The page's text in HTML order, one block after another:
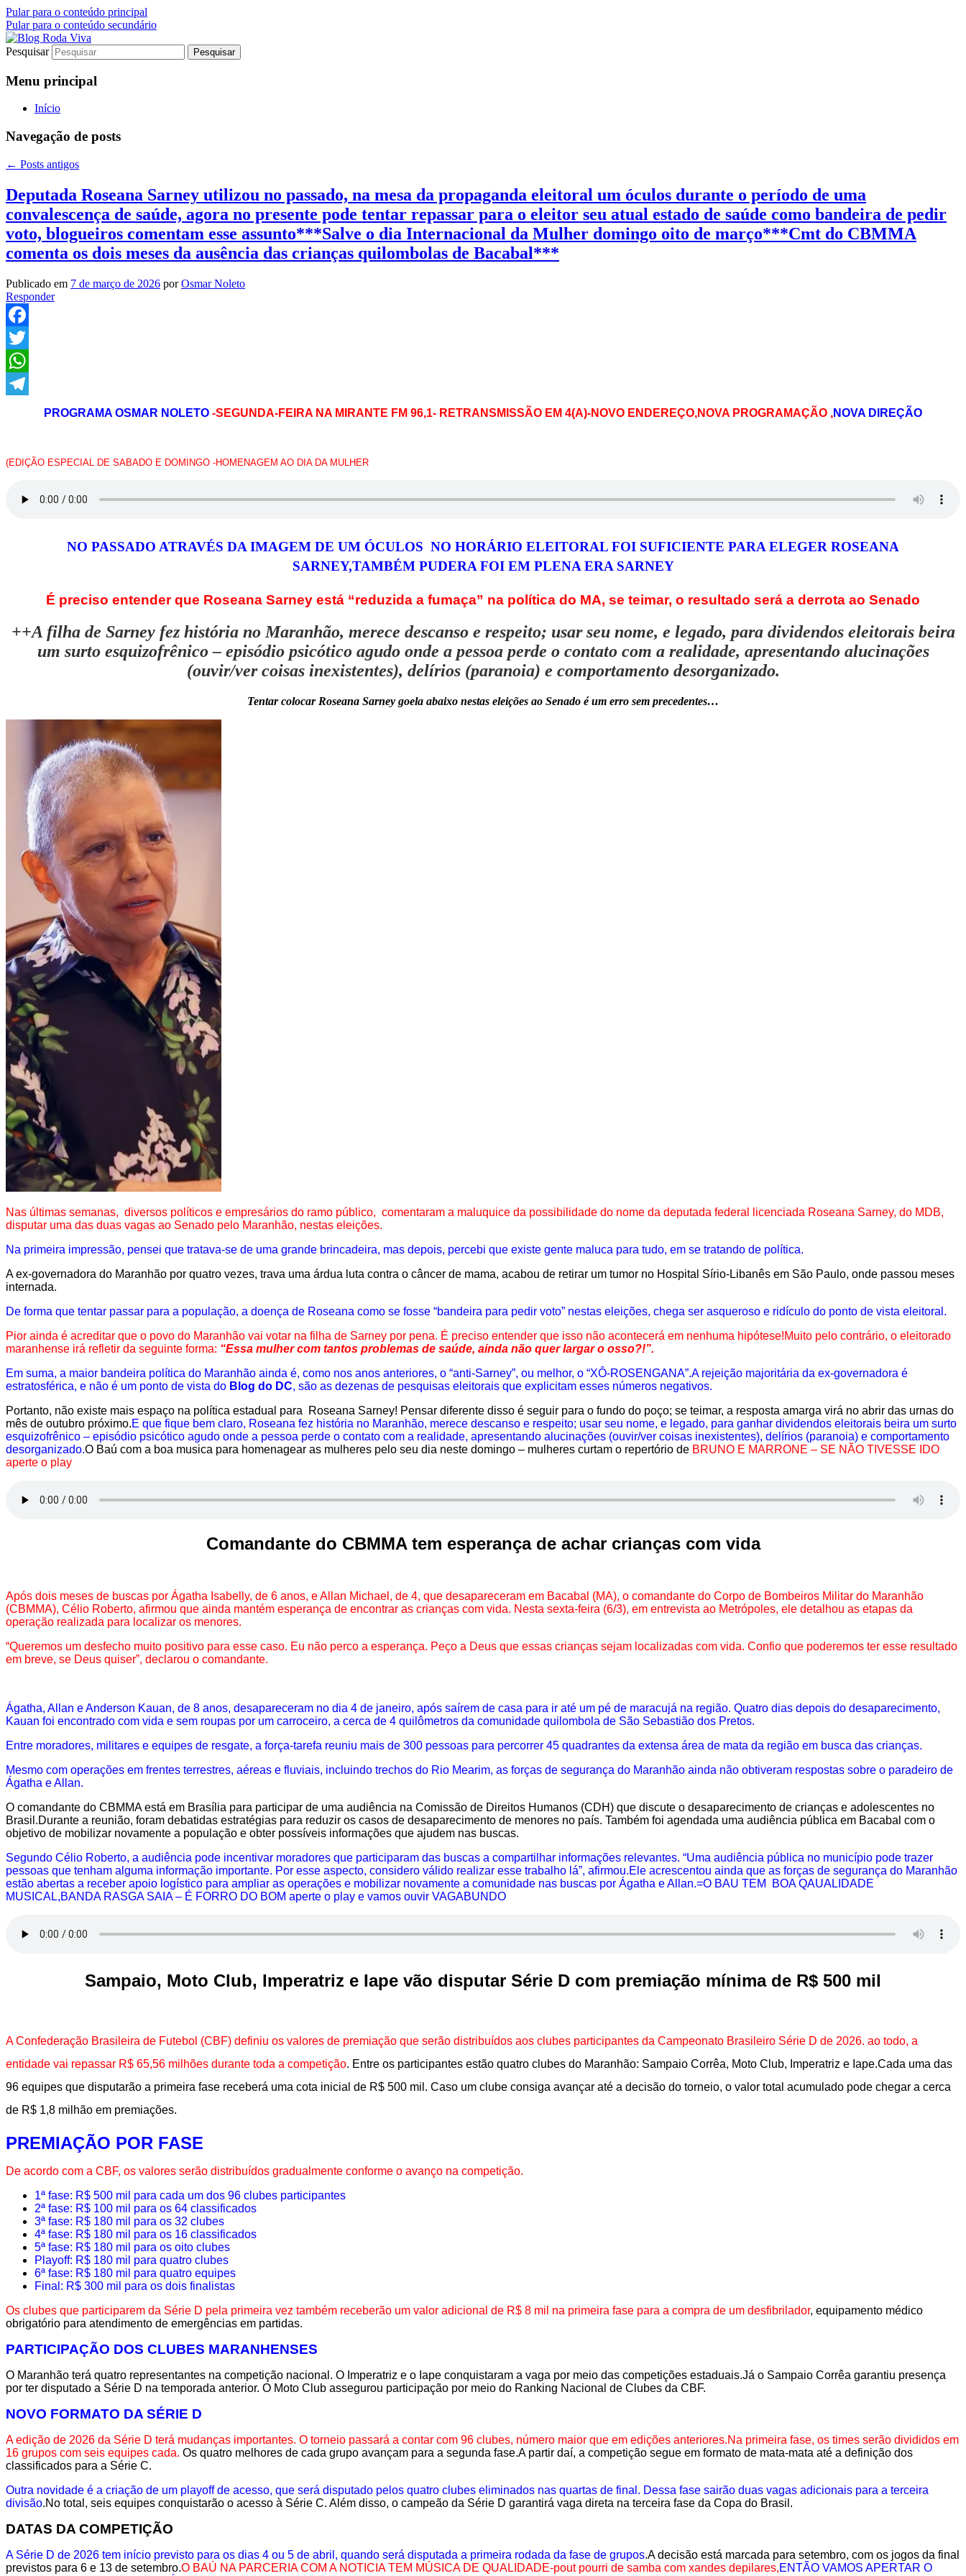
Pular para o conteúdo principal
Pular para o conteúdo secundário
Blog Roda Viva
Jornalismo sério comprometido com a verdade
Pesquisar
Menu principal
Início
Navegação de posts
← Posts antigos
Deputada Roseana Sarney utilizou no passado, na mesa da propaganda eleitoral um óculos durante o período de uma
convalescença de saúde, agora no presente pode tentar repassar para o eleitor seu atual estado de saúde como bandeira de pedir
voto, blogueiros comentam esse assunto***Salve o dia Internacional da Mulher domingo oito de março***Cmt do CBMMA
comenta os dois meses da ausência das crianças quilombolas de Bacabal***
Publicado em 7 de março de 2026 porOsmar Noleto
Responder
Facebook
Twitter
WhatsApp
Telegram
PROGRAMA OSMAR NOLETO -SEGUNDA-FEIRA NA MIRANTE FM 96,1- RETRANSMISSÃO EM 4(A)-NOVO ENDEREÇO,NOVA PROGRAMAÇÃO ,NOVA DIREÇÃO
(EDIÇÃO ESPECIAL DE SABADO E DOMINGO -HOMENAGEM AO DIA DA MULHER
NO PASSADO ATRAVÉS DA IMAGEM DE UM ÓCULOS NO HORÁRIO ELEITORAL FOI SUFICIENTE PARA ELEGER ROSEANA
SARNEY,TAMBÉM PUDERA FOI EM PLENA ERA SARNEY
É preciso entender que Roseana Sarney está “reduzida a fumaça” na política do MA, se teimar, o resultado será a derrota ao Senado
++A filha de Sarney fez história no Maranhão, merece descanso e respeito; usar seu nome, e legado, para dividendos eleitorais beira
um surto esquizofrênico – episódio psicótico agudo onde a pessoa perde o contato com a realidade, apresentando alucinações
(ouvir/ver coisas inexistentes), delírios (paranoia) e comportamento desorganizado.
Tentar colocar Roseana Sarney goela abaixo nestas eleições ao Senado é um erro sem precedentes…
Nas últimas semanas, diversos políticos e empresários do ramo público, comentaram a maluquice da possibilidade do nome da deputada federal licenciada Roseana Sarney, do MDB,
disputar uma das duas vagas ao Senado pelo Maranhão, nestas eleições.
Na primeira impressão, pensei que tratava-se de uma grande brincadeira, mas depois, percebi que existe gente maluca para tudo, em se tratando de política.
A ex-governadora do Maranhão por quatro vezes, trava uma árdua luta contra o câncer de mama, acabou de retirar um tumor no Hospital Sírio-Libanês em São Paulo, onde passou meses
internada.
De forma que tentar passar para a população, a doença de Roseana como se fosse “bandeira para pedir voto” nestas eleições, chega ser asqueroso e ridículo do ponto de vista eleitoral.
Pior ainda é acreditar que o povo do Maranhão vai votar na filha de Sarney por pena. É preciso entender que isso não acontecerá em nenhuma hipótese!Muito pelo contrário, o eleitorado
maranhense irá refletir da seguinte forma: “Essa mulher com tantos problemas de saúde, ainda não quer largar o osso?!”.
Em suma, a maior bandeira política do Maranhão ainda é, como nos anos anteriores, o “anti-Sarney”, ou melhor, o “XÔ-ROSENGANA”.A rejeição majoritária da ex-governadora é
estratosférica, e não é um ponto de vista do Blog do DC, são as dezenas de pesquisas eleitorais que explicitam esses números negativos.
Portanto, não existe mais espaço na política estadual para Roseana Sarney! Pensar diferente disso é seguir para o fundo do poço; se teimar, a resposta amarga virá no abrir das urnas do
mês de outubro próximo.E que fique bem claro, Roseana fez história no Maranhão, merece descanso e respeito; usar seu nome, e legado, para ganhar dividendos eleitorais beira um surto
esquizofrênico – episódio psicótico agudo onde a pessoa perde o contato com a realidade, apresentando alucinações (ouvir/ver coisas inexistentes), delírios (paranoia) e comportamento
desorganizado.O Baú com a boa musica para homenagear as mulheres pelo seu dia neste domingo – mulheres curtam o repertório de BRUNO E MARRONE – SE NÃO TIVESSE IDO
aperte o play
Comandante do CBMMA tem esperança de achar crianças com vida
Após dois meses de buscas por Ágatha Isabelly, de 6 anos, e Allan Michael, de 4, que desapareceram em Bacabal (MA), o comandante do Corpo de Bombeiros Militar do Maranhão
(CBMMA), Célio Roberto, afirmou que ainda mantém esperança de encontrar as crianças com vida. Nesta sexta-feira (6/3), em entrevista ao Metrópoles, ele detalhou as etapas da
operação realizada para localizar os menores.
“Queremos um desfecho muito positivo para esse caso. Eu não perco a esperança. Peço a Deus que essas crianças sejam localizadas com vida. Confio que poderemos ter esse resultado
em breve, se Deus quiser”, declarou o comandante.
Ágatha, Allan e Anderson Kauan, de 8 anos, desapareceram no dia 4 de janeiro, após saírem de casa para ir até um pé de maracujá na região. Quatro dias depois do desaparecimento,
Kauan foi encontrado com vida e sem roupas por um carroceiro, a cerca de 4 quilômetros da comunidade quilombola de São Sebastião dos Pretos.
Entre moradores, militares e equipes de resgate, a força-tarefa reuniu mais de 300 pessoas para percorrer 45 quadrantes da extensa área de mata da região em busca das crianças.
Mesmo com operações em frentes terrestres, aéreas e fluviais, incluindo trechos do Rio Mearim, as forças de segurança do Maranhão ainda não obtiveram respostas sobre o paradeiro de
Ágatha e Allan.
O comandante do CBMMA está em Brasília para participar de uma audiência na Comissão de Direitos Humanos (CDH) que discute o desaparecimento de crianças e adolescentes no
Brasil.Durante a reunião, foram debatidas estratégias para reduzir os casos de desaparecimento de menores no país. Também foi agendada uma audiência pública em Bacabal com o
objetivo de mobilizar novamente a população e obter possíveis informações que ajudem nas buscas.
Segundo Célio Roberto, a audiência pode incentivar moradores que participaram das buscas a compartilhar informações relevantes. “Uma audiência pública no município pode trazer
pessoas que tenham alguma informação importante. Por esse aspecto, considero válido realizar esse trabalho lá”, afirmou.Ele acrescentou ainda que as forças de segurança do Maranhão
estão abertas a receber apoio logístico para ampliar as operações e mobilizar novamente a comunidade nas buscas por Ágatha e Allan.=O BAU TEM BOA QAUALIDADE
MUSICAL,BANDA RASGA SAIA – É FORRO DO BOM aperte o play e vamos ouvir VAGABUNDO
Sampaio, Moto Club, Imperatriz e Iape vão disputar Série D com premiação mínima de R$ 500 mil
A Confederação Brasileira de Futebol (CBF) definiu os valores de premiação que serão distribuídos aos clubes participantes da Campeonato Brasileiro Série D de 2026. ao todo, a
entidade vai repassar R$ 65,56 milhões durante toda a competição. Entre os participantes estão quatro clubes do Maranhão: Sampaio Corrêa, Moto Club, Imperatriz e Iape.Cada uma das
96 equipes que disputarão a primeira fase receberá uma cota inicial de R$ 500 mil. Caso um clube consiga avançar até a decisão do torneio, o valor total acumulado pode chegar a cerca
de R$ 1,8 milhão em premiações.
PREMIAÇÃO POR FASE
De acordo com a CBF, os valores serão distribuídos gradualmente conforme o avanço na competição.
1ª fase: R$ 500 mil para cada um dos 96 clubes participantes
2ª fase: R$ 100 mil para os 64 classificados
3ª fase: R$ 180 mil para os 32 clubes
4ª fase: R$ 180 mil para os 16 classificados
5ª fase: R$ 180 mil para os oito clubes
Playoff: R$ 180 mil para quatro clubes
6ª fase: R$ 180 mil para quatro equipes
Final: R$ 300 mil para os dois finalistas
Os clubes que participarem da Série D pela primeira vez também receberão um valor adicional de R$ 8 mil na primeira fase para a compra de um desfibrilador, equipamento médico
obrigatório para atendimento de emergências em partidas.
PARTICIPAÇÃO DOS CLUBES MARANHENSES
O Maranhão terá quatro representantes na competição nacional. O Imperatriz e o Iape conquistaram a vaga por meio das competições estaduais.Já o Sampaio Corrêa garantiu presença
por ter disputado a Série D na temporada anterior. O Moto Club assegurou participação por meio do Ranking Nacional de Clubes da CBF.
NOVO FORMATO DA SÉRIE D
A edição de 2026 da Série D terá mudanças importantes. O torneio passará a contar com 96 clubes, número maior que em edições anteriores.Na primeira fase, os times serão divididos em
16 grupos com seis equipes cada. Os quatro melhores de cada grupo avançam para a segunda fase.A partir daí, a competição segue em formato de mata-mata até a definição dos
classificados para a Série C.
Outra novidade é a criação de um playoff de acesso, que será disputado pelos quatro clubes eliminados nas quartas de final. Dessa fase sairão duas vagas adicionais para a terceira
divisão.No total, seis equipes conquistarão o acesso à Série C. Além disso, o campeão da Série D garantirá vaga direta na terceira fase da Copa do Brasil.
DATAS DA COMPETIÇÃO
A Série D de 2026 tem início previsto para os dias 4 ou 5 de abril, quando será disputada a primeira rodada da fase de grupos.A decisão está marcada para setembro, com os jogos da final
previstos para 6 e 13 de setembro.O BAÚ NA PARCERIA COM A NOTICIA TEM MÚSICA DE QUALIDADE-pout pourri de samba com xandes depilares,ENTÃO VAMOS APERTAR O